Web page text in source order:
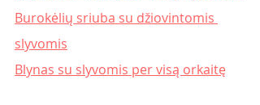
Burokėlių sriuba su džiovintomis
slyvomis
Blynas su slyvomis per visą orkaitę